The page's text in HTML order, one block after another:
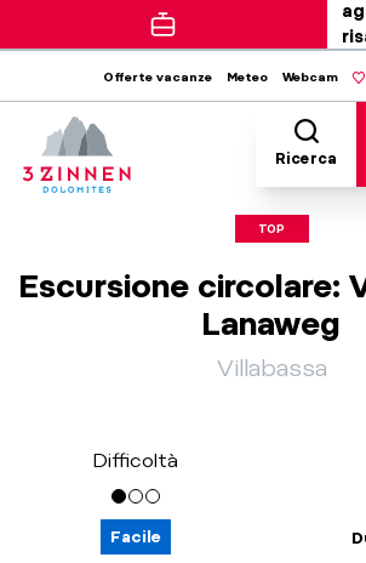
Offerte vacanze Meteo Webcam
Ricerca
TOP
Escursione circolare:
Lanaweg
Villabassa
Difficoltà
Facile